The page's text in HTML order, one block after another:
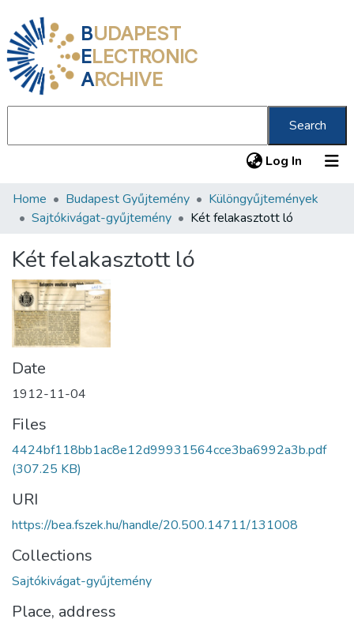
BUDAPEST
ELECTRONIC
ARCHIVE
Search
Log In (current)
Communities & Collections
Statistics
About us
Home Budapest Gyűjtemény
Különgyűjtemények
Sajtókivágat-gyűjtemény
Két felakasztott ló
Két felakasztott ló
Date
1912-11-04
Files
4424bf118bb1ac8e12d99931564cce3ba6992a3b.pdf
(307.25 KB)
URI
https://bea.fszek.hu/handle/20.500.14711/131008
Collections
Sajtókivágat-gyűjtemény
Place, address